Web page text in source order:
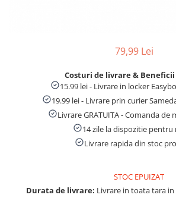
79,99 Lei
Costuri de livrare &
15.99 lei - Livrare in locker
19.99 lei - Livrare prin curier
Livrare GRATUITA - Comanda de
14 zile la dispozitie
Livrare rapida din stoc
STOC EPUIZAT
Durata de livrare: Livrare in toata tara